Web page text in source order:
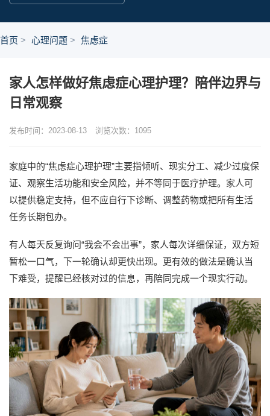
首页 心理问题 焦虑症
家人怎样做好焦虑症心理护理？陪伴边界与
日常观察
发布时间：2023-08-13 浏览次数： 1095
家庭中的“焦虑症心理护理”主要指倾听、现实分工、减少过度保
证、观察生活功能和安全风险，并不等同于医疗护理。家人可
以提供稳定支持，但不应自行下诊断、调整药物或把所有生活
任务长期包办。
有人每天反复询问“我会不会出事”，家人每次详细保证，双方短
暂松一口气，下一轮确认却更快出现。更有效的做法是确认当
下难受，提醒已经核对过的信息，再陪同完成一个现实行动。